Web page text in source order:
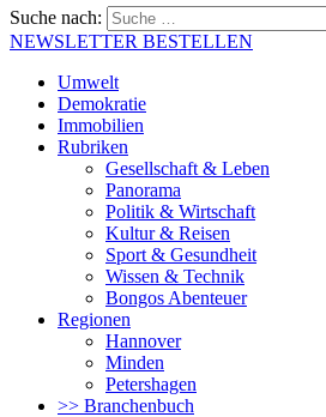
Suche nach:
NEWSLETTER BESTELLEN
Umwelt
Demokratie
Immobilien
Rubriken
Gesellschaft & Leben
Panorama
Politik & Wirtschaft
Kultur & Reisen
Sport & Gesundheit
Wissen & Technik
Bongos Abenteuer
Regionen
Hannover
Minden
Petershagen
>> Branchenbuch